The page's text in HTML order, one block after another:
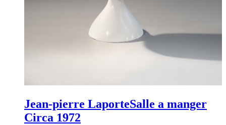
Jean-pierre LaporteSalle a manger
Circa 1972